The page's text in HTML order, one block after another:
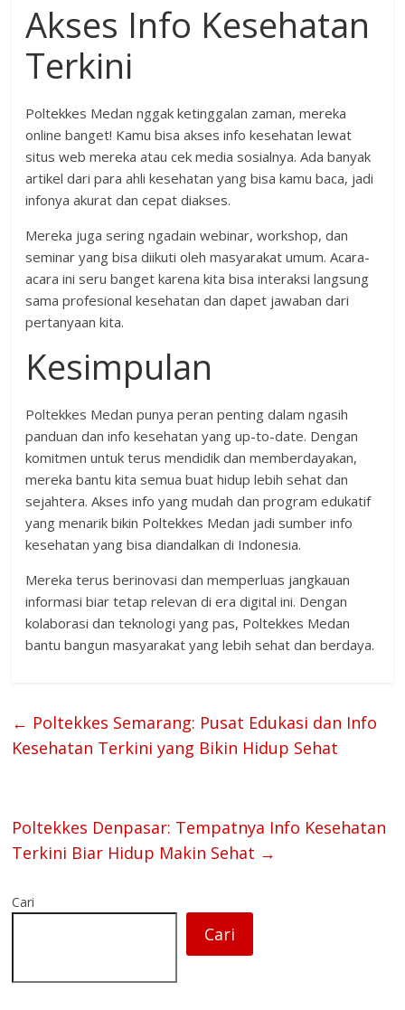
Akses Info Kesehatan
Terkini
Poltekkes Medan nggak ketinggalan zaman, mereka
online banget! Kamu bisa akses info kesehatan lewat
situs web mereka atau cek media sosialnya. Ada banyak
artikel dari para ahli kesehatan yang bisa kamu baca, jadi
infonya akurat dan cepat diakses.
Mereka juga sering ngadain webinar, workshop, dan
seminar yang bisa diikuti oleh masyarakat umum. Acara-
acara ini seru banget karena kita bisa interaksi langsung
sama profesional kesehatan dan dapet jawaban dari
pertanyaan kita.
Kesimpulan
Poltekkes Medan punya peran penting dalam ngasih
panduan dan info kesehatan yang up-to-date. Dengan
komitmen untuk terus mendidik dan memberdayakan,
mereka bantu kita semua buat hidup lebih sehat dan
sejahtera. Akses info yang mudah dan program edukatif
yang menarik bikin Poltekkes Medan jadi sumber info
kesehatan yang bisa diandalkan di Indonesia.
Mereka terus berinovasi dan memperluas jangkauan
informasi biar tetap relevan di era digital ini. Dengan
kolaborasi dan teknologi yang pas, Poltekkes Medan
bantu bangun masyarakat yang lebih sehat dan berdaya.
← Poltekkes Semarang: Pusat Edukasi dan Info
Kesehatan Terkini yang Bikin Hidup Sehat
Poltekkes Denpasar: Tempatnya Info Kesehatan
Terkini Biar Hidup Makin Sehat →
Cari
Cari